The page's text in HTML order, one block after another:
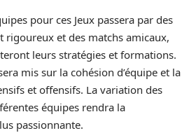
pour ces Jeux passera par des
rigoureux et des matchs amicaux,
leurs stratégies et formations.
mis sur la cohésion d’équipe et la
et offensifs. La variation des
équipes rendra la
passionnante.